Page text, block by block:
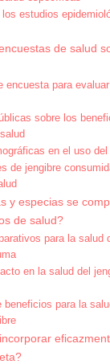
estudios
de salud
encuesta para
sobre los
en el uso del
de jengibre
y especias se
de salud?
para la salud
en la salud del
beneficios para la